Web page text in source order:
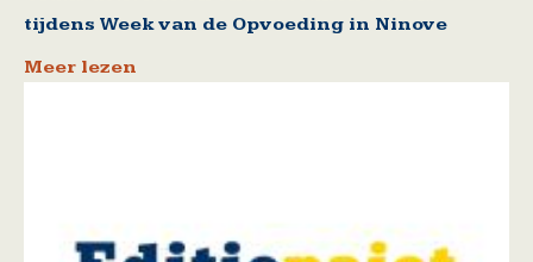
tijdens Week van de Opvoeding in Ninove
Meer lezen